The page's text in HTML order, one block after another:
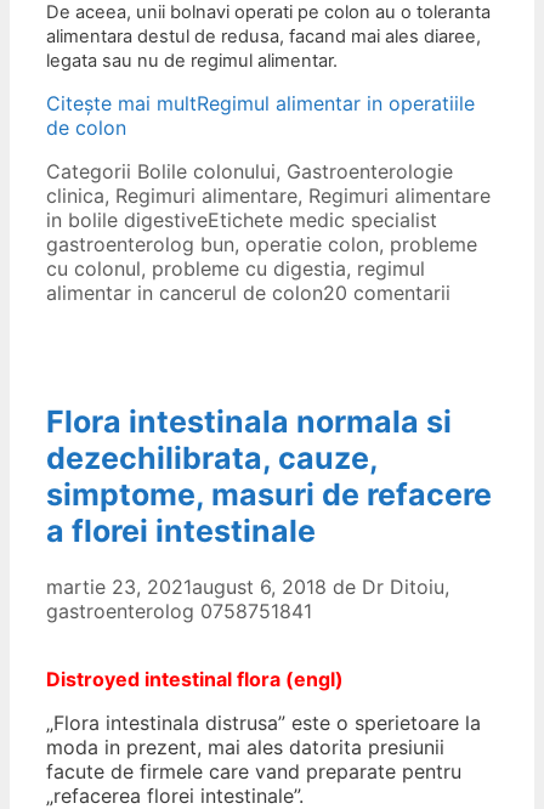
De aceea, unii bolnavi operati pe colon au o toleranta
alimentara destul de redusa, facand mai ales diaree,
legata sau nu de regimul alimentar.
Citește mai multRegimul alimentar in operatiile
de colon
Categorii Bolile colonului, Gastroenterologie
clinica, Regimuri alimentare, Regimuri alimentare
in bolile digestiveEtichete medic specialist
gastroenterolog bun, operatie colon, probleme
cu colonul, probleme cu digestia, regimul
alimentar in cancerul de colon20 comentarii
Flora intestinala normala si
dezechilibrata, cauze,
simptome, masuri de refacere
a florei intestinale
martie 23, 2021august 6, 2018 de Dr Ditoiu,
gastroenterolog 0758751841
Distroyed intestinal flora (engl)
„Flora intestinala distrusa” este o sperietoare la
moda in prezent, mai ales datorita presiunii
facute de firmele care vand preparate pentru
„refacerea florei intestinale”.